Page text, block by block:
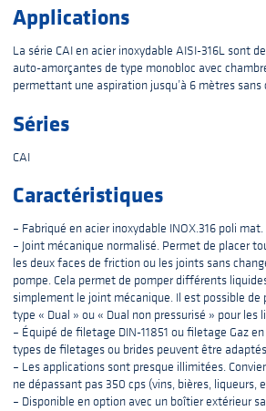
Applications
La série CAI en acier inoxydable AISI-316L sont
auto-amorçantes de type monobloc avec
permettant une aspiration jusqu’à 6 mètres sans
Séries
CAI
Caractéristiques
– Fabriqué en acier inoxydable INOX.316 poli mat.
– Joint mécanique normalisé. Permet de placer
les deux faces de friction ou les joints sans
pompe. Cela permet de pomper différents
simplement le joint mécanique. Il est possible de
type « Dual » ou « Dual non pressurisé » pour
– Équipé de filetage DIN-11851 ou filetage Gaz
types de filetages ou brides peuvent être
– Les applications sont presque illimitées.
ne dépassant pas 350 cps (vins, bières, liqueurs,
– Disponible en option avec un boîtier extérieur